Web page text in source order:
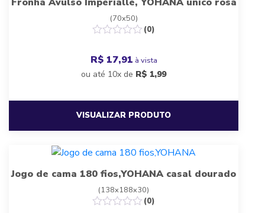
(70x50)
(0)
R$ 17,91 à vista
ou até 10x de R$ 1,99
VISUALIZAR PRODUTO
Jogo de cama 180 fios,YOHANA casal dourado
(138x188x30)
(0)